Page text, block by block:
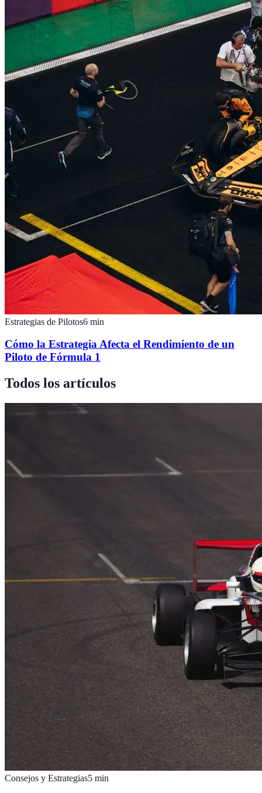
Estrategias de Pilotos6 min
Cómo la Estrategia Afecta el Rendimiento de un
Piloto de Fórmula 1
Todos los artículos
Consejos y Estrategias5 min